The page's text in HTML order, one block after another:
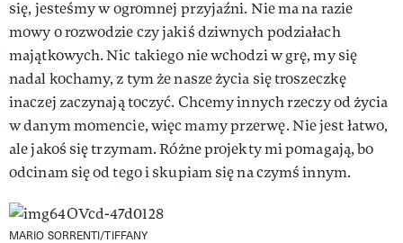
się, jesteśmy w ogromnej przyjaźni. Nie ma na razie
mowy o rozwodzie czy jakiś dziwnych podziałach
majątkowych. Nic takiego nie wchodzi w grę, my się
nadal kochamy, z tym że nasze życia się troszeczkę
inaczej zaczynają toczyć. Chcemy innych rzeczy od życia
w danym momencie, więc mamy przerwę. Nie jest łatwo,
ale jakoś się trzymam. Różne projekty mi pomagają, bo
odcinam się od tego i skupiam się na czymś innym.
MARIO SORRENTI/TIFFANY